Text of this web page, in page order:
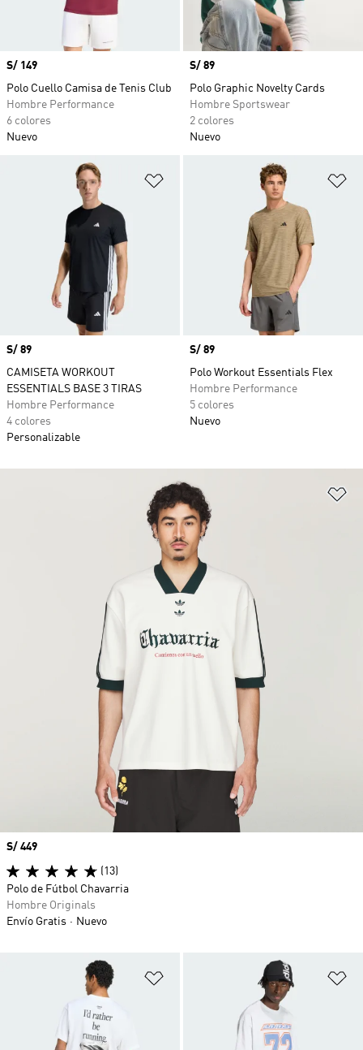
Precio
S/ 149
Polo Cuello Camisa de Tenis Club
Hombre Performance
6 colores
Nuevo
Precio
S/ 89
Polo Graphic Novelty Cards
Hombre Sportswear
2 colores
Nuevo
Añadir a la lista de deseos
Precio
S/ 89
CAMISETA WORKOUT
ESSENTIALS BASE 3 TIRAS
Hombre Performance
4 colores
Personalizable
Precio
S/ 89
Polo Workout Essentials Flex
Hombre Performance
5 colores
Nuevo
Añadir a la lista de deseos
Precio
S/ 449
(13)
Polo de Fútbol Chavarria
Hombre Originals
Envío Gratis
Nuevo